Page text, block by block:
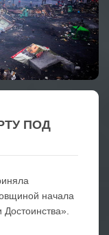
ПОД
начала